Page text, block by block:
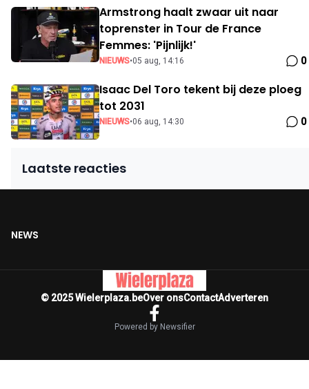
Armstrong haalt zwaar uit naar
toprenster in Tour de France
Femmes: 'Pijnlijk!'
NIEUWS•05 aug, 14:16 0
Isaac Del Toro tekent bij deze ploeg
tot 2031
NIEUWS•06 aug, 14:30 0
Laatste reacties
NEWS
© 2025 Wielerplaza.beOver onsContactAdverteren
Powered by Newsifier